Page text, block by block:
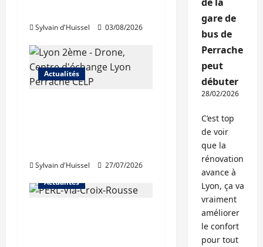
Sylvain d'Huissel 03/08/2026
Actualités
Sylvain d'Huissel
27/07/2026
Actualités
gare de
bus de
Perrache
peut
débuter
28/02/2026
C’est top
de voir
que la
rénovation
avance à
Lyon, ça va
vraiment
améliorer
le confort
pour tout